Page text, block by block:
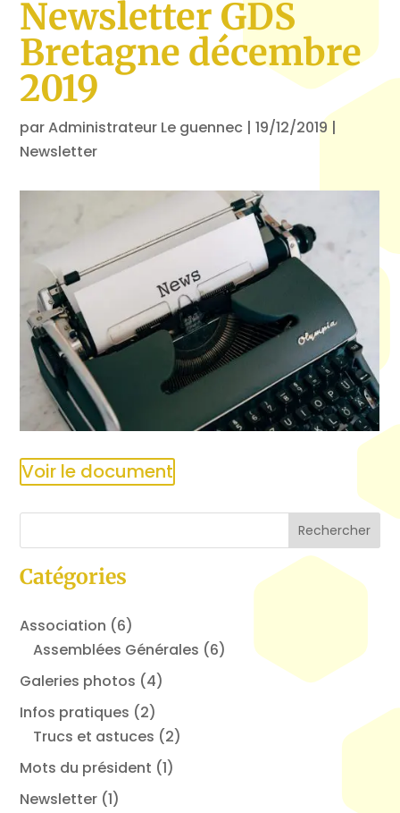
Newsletter GDS
Bretagne décembre
2019
parAdministrateur Le guennec |19/12/2019 |
Newsletter
Voir le document
Catégories
Association (6)
Assemblées Générales (6)
Galeries photos (4)
Infos pratiques (2)
Trucs et astuces (2)
Mots du président (1)
Newsletter (1)